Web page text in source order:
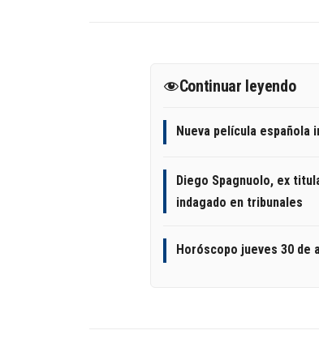
Continuar leyendo
Nueva película española
Diego Spagnuolo, ex
indagado en tribunales
Horóscopo jueves 30 de